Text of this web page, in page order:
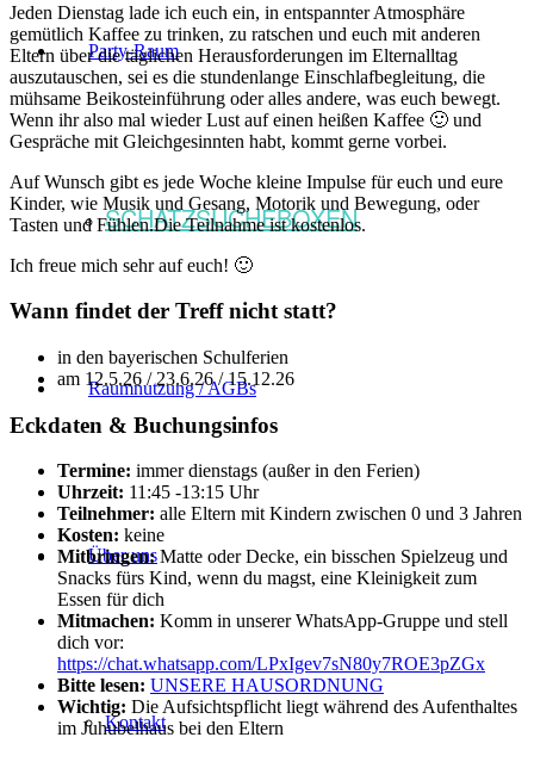
Party-Raum
SCHATZSUCHEBOXEN
Raumnutzung / AGBs
Über uns
Kontakt
Jeden Dienstag lade ich euch ein, in entspannter Atmosphäre
gemütlich Kaffee zu trinken, zu ratschen und euch mit anderen
Eltern über die täglichen Herausforderungen im Elternalltag
auszutauschen, sei es die stundenlange Einschlafbegleitung, die
mühsame Beikosteinführung oder alles andere, was euch bewegt.
Wenn ihr also mal wieder Lust auf einen heißen Kaffee 🙂 und
Gespräche mit Gleichgesinnten habt, kommt gerne vorbei.
Auf Wunsch gibt es jede Woche kleine Impulse für euch und eure
Kinder, wie Musik und Gesang, Motorik und Bewegung, oder
Tasten und Fühlen.Die Teilnahme ist kostenlos.
Ich freue mich sehr auf euch! 🙂
Wann findet der Treff nicht statt?
in den bayerischen Schulferien
am 12.5.26 / 23.6.26 / 15.12.26
Eckdaten & Buchungsinfos
Termine: immer dienstags (außer in den Ferien)
Uhrzeit: 11:45 -13:15 Uhr
Teilnehmer: alle Eltern mit Kindern zwischen 0 und 3 Jahren
Kosten: keine
Mitbringen:Matte oder Decke, ein bisschen Spielzeug und
Snacks fürs Kind, wenn du magst, eine Kleinigkeit zum
Essen für dich
Mitmachen: Komm in unserer WhatsApp-Gruppe und stell
dich vor:
https://chat.whatsapp.com/LPxIgev7sN80y7ROE3pZGx
Bitte lesen: UNSERE HAUSORDNUNG
Wichtig: Die Aufsichtspflicht liegt während des Aufenthaltes
im Juhubelhaus bei den Eltern